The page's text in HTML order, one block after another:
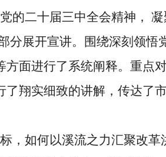
的二十届三中全会精神，
分展开宣讲。
围绕深刻 领悟
方面进行了系统阐释。 重点
了翔实细致的讲解 ， 传达了
，如何以溪流之力汇聚改革